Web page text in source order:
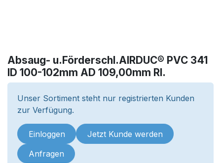
Absaug- u.Förderschl.AIRDUC® PVC 341
ID 100-102mm AD 109,00mm Rl.
Unser Sortiment steht nur registrierten Kunden
zur Verfügung.
Einloggen Jetzt Kunde werden
Anfragen